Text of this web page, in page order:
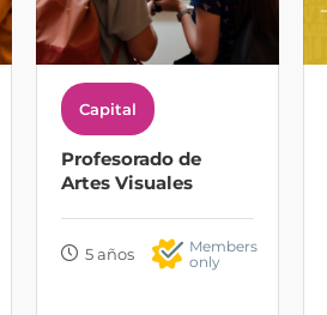
Capital
Profesorado de
Artes Visuales
5 años
Members
only